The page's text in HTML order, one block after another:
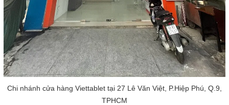
Chi nhánh cửa hàng Viettablet tại 27 Lê Văn Việt, P.Hiệp Phú, Q.9,
TPHCM